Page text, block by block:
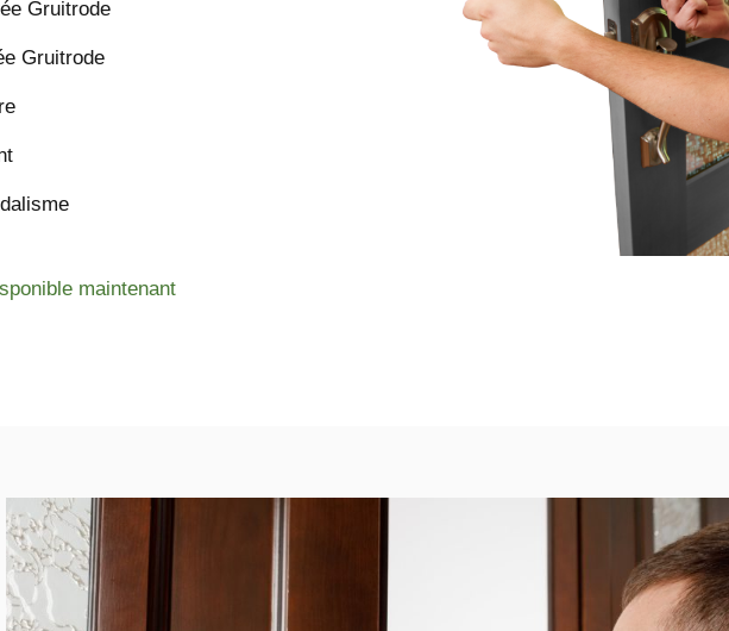
Gruitrode
Gruitrode
maintenant